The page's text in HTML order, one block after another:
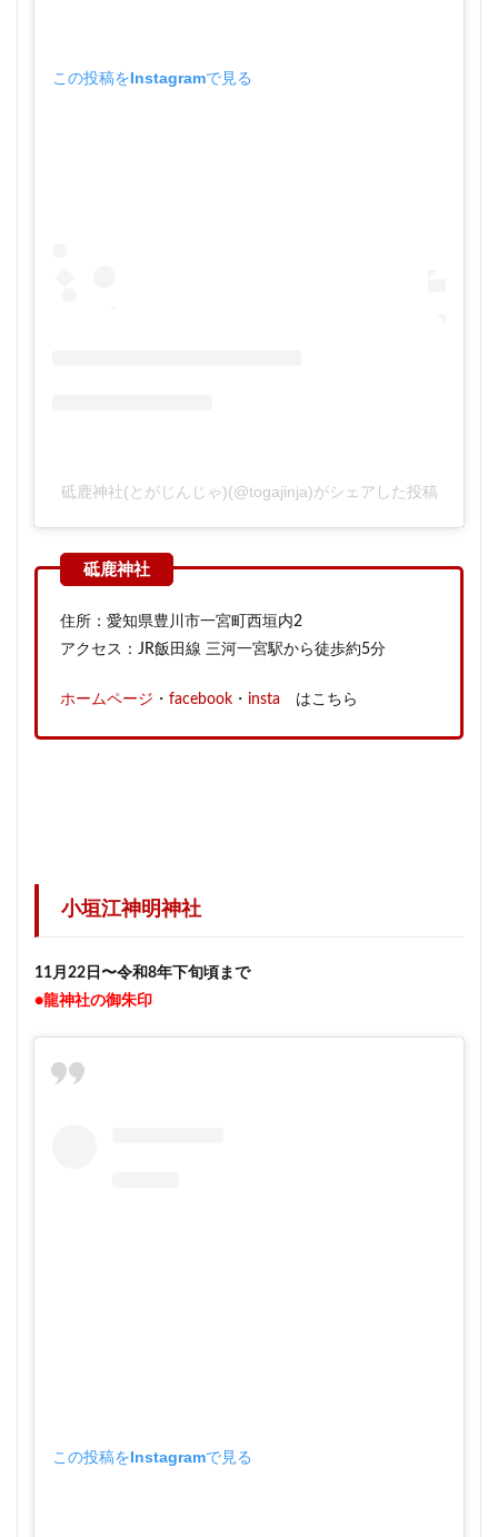
この投稿をInstagramで見る
砥鹿神社(とがじんじゃ)(@togajinja)がシェアした投稿
住所：愛知県豊川市一宮町西垣内2
アクセス：JR飯田線 三河一宮駅から徒歩約5分
ホームページ ・ facebook ・ insta はこちら
小垣江神明神社
11月22日〜令和8年下旬頃まで
●龍神社の御朱印
この投稿をInstagramで見る